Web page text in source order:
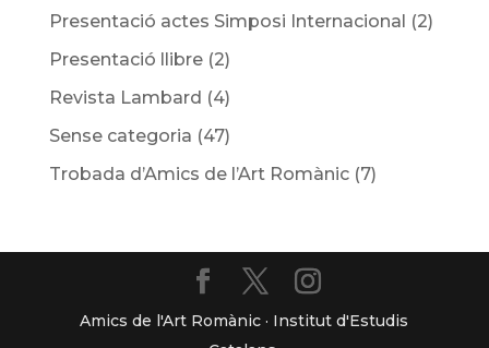
Presentació actes Simposi Internacional (2)
Presentació llibre(2)
Revista Lambard (4)
Sense categoria (47)
Trobada d’Amics de l’Art Romànic(7)
Amics de l'Art Romànic · Institut d'Estudis